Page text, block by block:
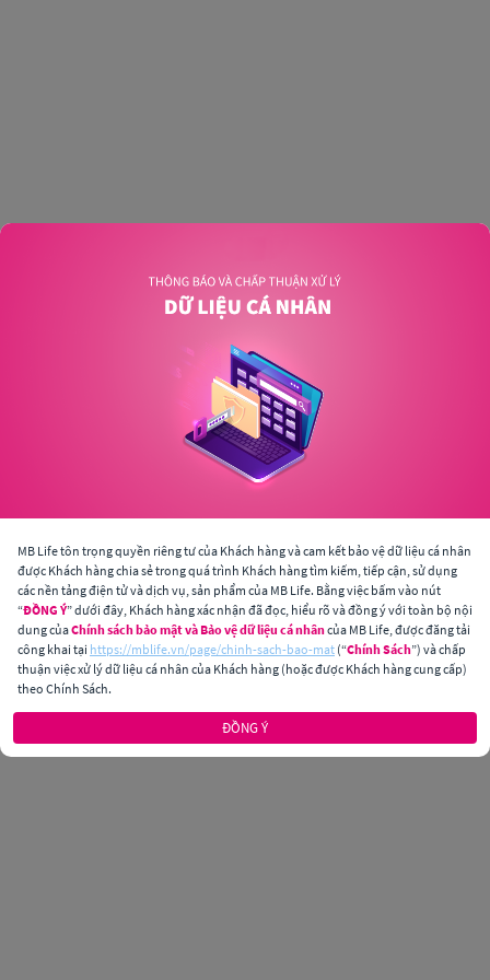
An unexpected error has occurred
MB Life tôn trọng quyền riêng tư của Khách hàng và cam kết bảo vệ dữ liệu cá nhân
được Khách hàng chia sẻ trong quá trình Khách hàng tìm kiếm, tiếp cận, sử dụng
các nền tảng điện tử và dịch vụ, sản phẩm của MB Life. Bằng việc bấm vào nút
“ĐỒNG Ý” dưới đây, Khách hàng xác nhận đã đọc, hiểu rõ và đồng ý với toàn bộ nội
dung củaChính sách bảo mật và Bảo vệ dữ liệu cá nhâncủa MB Life, được đăng tải
công khai tại https://mblife.vn/page/chinh-sach-bao-mat (“Chính Sách”) và chấp
thuận việc xử lý dữ liệu cá nhân của Khách hàng (hoặc được Khách hàng cung cấp)
theo Chính Sách.
ĐỒNG Ý